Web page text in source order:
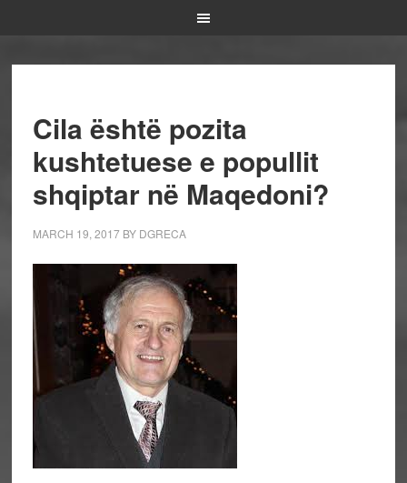
Cila është pozita
kushtetuese e popullit
shqiptar në Maqedoni?
MARCH 19, 2017BY DGRECA